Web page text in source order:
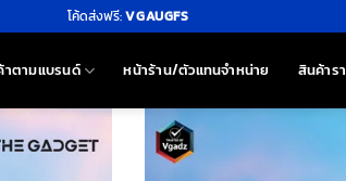
โค้ดส่งฟรี:VGAUGFS
าตามแบรนด์ หน้าร้าน/ตัวแทนจำหน่าย สินค้าร